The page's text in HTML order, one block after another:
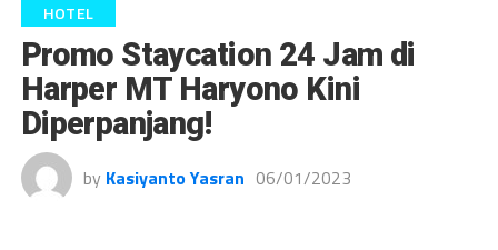
HOTEL
Promo Staycation 24 Jam di
Harper MT Haryono Kini
Diperpanjang!
by Kasiyanto Yasran 06/01/2023